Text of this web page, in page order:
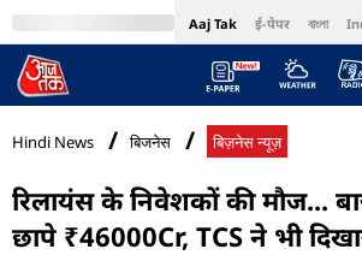
Aaj Tak ई-पेपर বাংলা
MumbaiTak Cosmopolitan
Hindi News बिजनेस बिज़नेस न्यूज़
रिलायंस के निवेशकों की मौज...
छापे ₹46000Cr, TCS ने भी